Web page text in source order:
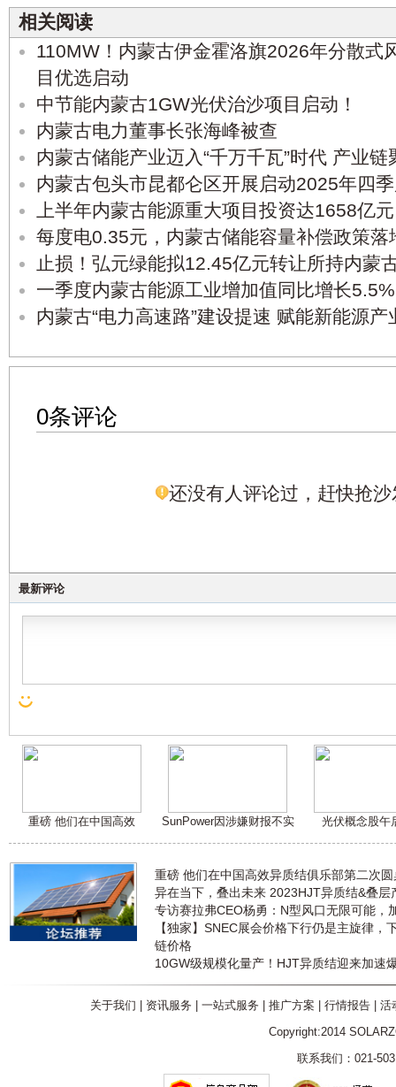
相关阅读
110MW！内蒙古伊金霍洛旗2026年分散式
目优选启动
中节能内蒙古1GW光伏治沙项目启动！
内蒙古电力董事长张海峰被查
内蒙古储能产业迈入“千万千瓦”时代 产业
内蒙古包头市昆都仑区开展启动2025年四
上半年内蒙古能源重大项目投资达1658亿元
每度电0.35元，内蒙古储能容量补偿政策落
止损！弘元绿能拟12.45亿元转让所持内蒙
一季度内蒙古能源工业增加值同比增长5.5%
内蒙古“电力高速路”建设提速 赋能新能源产
0条评论
还没有人评论过，赶快抢沙
最新评论
重磅 他们在中国高效 SunPower因涉嫌财报不实 光伏概念股午
重磅 他们在中国高效异质结俱乐部第二次
异在当下，叠出未来 2023HJT异质结&叠层
专访赛拉弗CEO杨勇：N型风口无限可能，
【独家】SNEC展会价格下行仍是主旋律，
链价格
10GW级规模化量产！HJT异质结迎来加速
关于我们 资讯服务 一站式服务 推广方案 行情报告| 活
Copyright:2014
联系我们：021-